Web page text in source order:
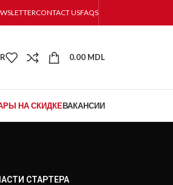
CONTACT USFAQS
0.00 MDL
НА СКИДКЕВАКАНСИИ
СТАРТЕРА